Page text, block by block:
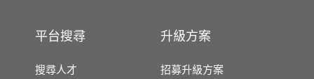
平台搜尋
搜尋人才
升級方案
招募升級方案